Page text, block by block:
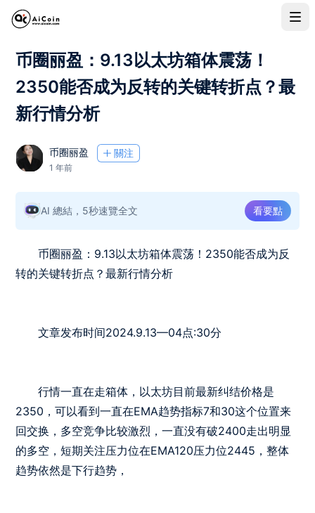
币圈丽盈：9.13以太坊箱体震荡！
2350能否成为反转的关键转折点？最
新行情分析
币圈丽盈 關注
1 年前
AI 總結，5秒速覽全文 看要點
币圈丽盈：9.13以太坊箱体震荡！2350能否成为反
转的关键转折点？最新行情分析
文章发布时间2024.9.13—04点:30分
行情一直在走箱体，以太坊目前最新纠结价格是
2350，可以看到一直在EMA趋势指标7和30这个位置来
回交换，多空竞争比较激烈，一直没有破2400走出明显
的多空，短期关注压力位在EMA120压力位2445，整体
趋势依然是下行趋势，